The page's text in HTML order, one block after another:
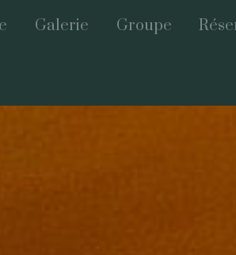
Galerie Groupe